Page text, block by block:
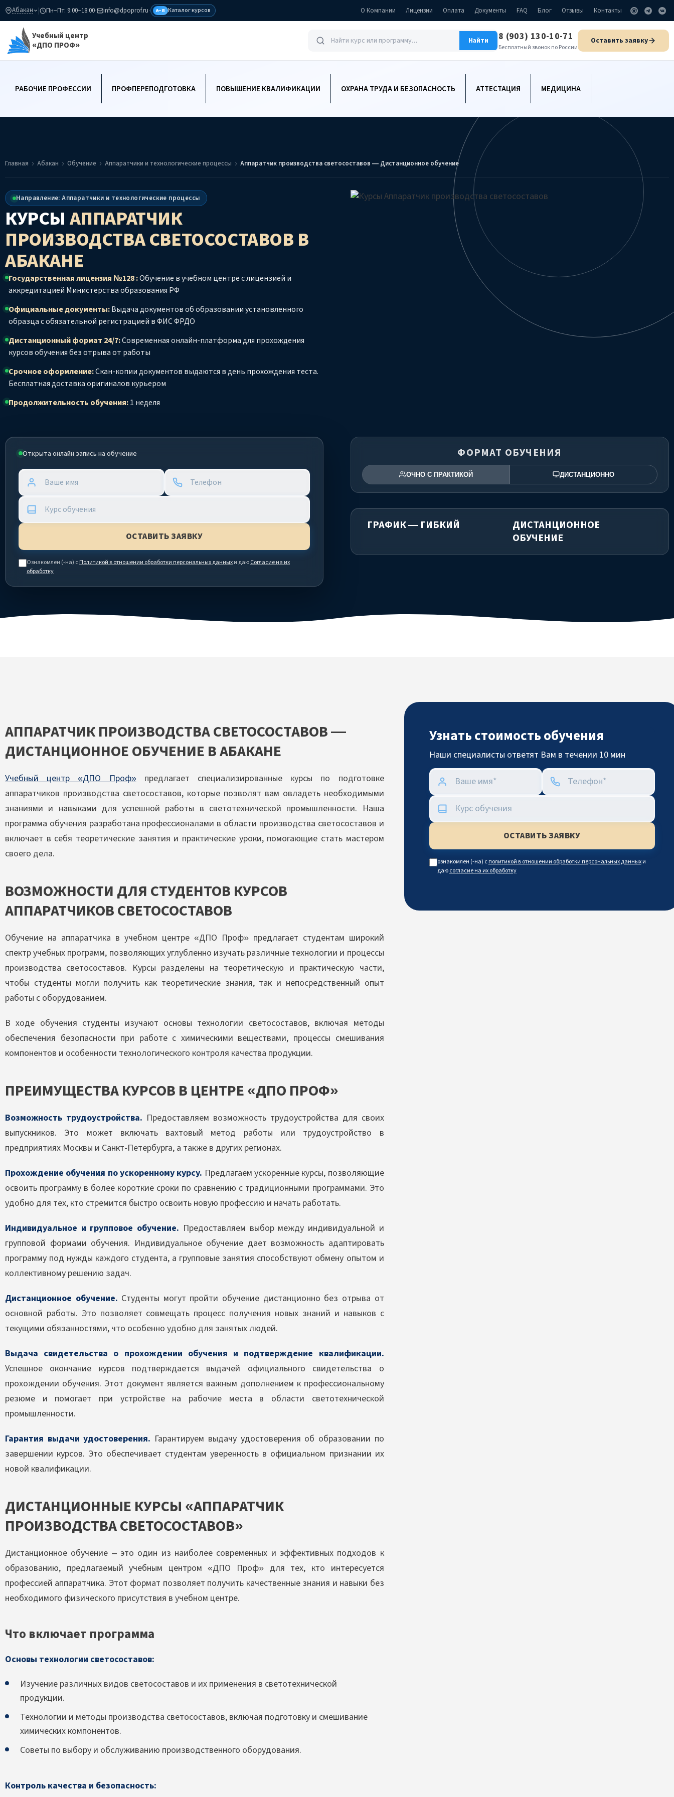
Абакан | Пн–Пт: 9:00–18:00· info@dpoprof.ru· А–Я Каталог курсов О Компании Лицензии Оплата Документы FAQ Блог Отзывы Контакты
Учебный центр
«ДПО ПРОФ»
Найти 8 (903) 130-10-71
Бесплатный звонок по России
Оставить заявку
РАБОЧИЕ ПРОФЕССИИ ПРОФПЕРЕПОДГОТОВКА ПОВЫШЕНИЕ КВАЛИФИКАЦИИ ОХРАНА ТРУДА И БЕЗОПАСНОСТЬ АТТЕСТАЦИЯ МЕДИЦИНА
Главная Абакан Обучение Аппаратчики и технологические процессы Аппаратчик производства светосоставов — Дистанционное обучение
Направление: Аппаратчики и технологические процессы
КУРСЫ АППАРАТЧИК
ПРОИЗВОДСТВА СВЕТОСОСТАВОВ В
АБАКАНЕ
Государственная лицензия №128 :Обучение в учебном центре с лицензией и
аккредитацией Министерства образования РФ
Официальные документы:Выдача документов об образовании установленного
образца с обязательной регистрацией в ФИС ФРДО
Дистанционный формат 24/7:Современная онлайн-платформа для прохождения
курсов обучения без отрыва от работы
Срочное оформление:Скан-копии документов выдаются в день прохождения теста.
Бесплатная доставка оригиналов курьером
Продолжительность обучения:1 неделя
Открыта онлайн запись на обучение
Ознакомлен (-на) сПолитикой в отношении обработки персональных данныхи даюСогласие на их
обработку
ФОРМАТ ОБУЧЕНИЯ
ОЧНО С ПРАКТИКОЙ ДИСТАНЦИОННО
ГРАФИК — ГИБКИЙ
ДИСТАНЦИОННОЕ
ОБУЧЕНИЕ
АППАРАТЧИК ПРОИЗВОДСТВА СВЕТОСОСТАВОВ —
ДИСТАНЦИОННОЕ ОБУЧЕНИЕ В АБАКАНЕ
Учебный центр «ДПО Проф»предлагает специализированные курсы по подготовке
аппаратчиков производства светосоставов, которые позволят вам овладеть необходимыми
знаниями и навыками для успешной работы в светотехнической промышленности. Наша
программа обучения разработана профессионалами в области производства светосоставов и
включает в себя теоретические занятия и практические уроки, помогающие стать мастером
своего дела.
ВОЗМОЖНОСТИ ДЛЯ СТУДЕНТОВ КУРСОВ
АППАРАТЧИКОВ СВЕТОСОСТАВОВ
Обучение на аппаратчика в учебном центре «ДПО Проф» предлагает студентам широкий
спектр учебных программ, позволяющих углубленно изучать различные технологии и процессы
производства светосоставов. Курсы разделены на теоретическую и практическую части,
чтобы студенты могли получить как теоретические знания, так и непосредственный опыт
работы с оборудованием.
В ходе обучения студенты изучают основы технологии светосоставов, включая методы
обеспечения безопасности при работе с химическими веществами, процессы смешивания
компонентов и особенности технологического контроля качества продукции.
ПРЕИМУЩЕСТВА КУРСОВ В ЦЕНТРЕ «ДПО ПРОФ»
Возможность трудоустройства. Предоставляем возможность трудоустройства для своих
выпускников. Это может включать вахтовый метод работы или трудоустройство в
предприятиях Москвы и Санкт-Петербурга, а также в других регионах.
Прохождение обучения по ускоренному курсу. Предлагаем ускоренные курсы, позволяющие
освоить программу в более короткие сроки по сравнению с традиционными программами. Это
удобно для тех, кто стремится быстро освоить новую профессию и начать работать.
Индивидуальное и групповое обучение. Предоставляем выбор между индивидуальной и
групповой формами обучения. Индивидуальное обучение дает возможность адаптировать
программу под нужды каждого студента, а групповые занятия способствуют обмену опытом и
коллективному решению задач.
Дистанционное обучение. Студенты могут пройти обучение дистанционно без отрыва от
основной работы. Это позволяет совмещать процесс получения новых знаний и навыков с
текущими обязанностями, что особенно удобно для занятых людей.
Выдача свидетельства о прохождении обучения и подтверждение квалификации.
Успешное окончание курсов подтверждается выдачей официального свидетельства о
прохождении обучения. Этот документ является важным дополнением к профессиональному
резюме и помогает при устройстве на рабочие места в области светотехнической
промышленности.
Гарантия выдачи удостоверения. Гарантируем выдачу удостоверения об образовании по
завершении курсов. Это обеспечивает студентам уверенность в официальном признании их
новой квалификации.
ДИСТАНЦИОННЫЕ КУРСЫ «АППАРАТЧИК
ПРОИЗВОДСТВА СВЕТОСОСТАВОВ»
Дистанционное обучение – это один из наиболее современных и эффективных подходов к
образованию, предлагаемый учебным центром «ДПО Проф» для тех, кто интересуется
профессией аппаратчика. Этот формат позволяет получить качественные знания и навыки без
необходимого физического присутствия в учебном центре.
Что включает программа
Основы технологии светосоставов:
Изучение различных видов светосоставов и их применения в светотехнической
продукции.
Технологии и методы производства светосоставов, включая подготовку и смешивание
химических компонентов.
Советы по выбору и обслуживанию производственного оборудования.
Контроль качества и безопасность:
Узнать стоимость обучения
Наши специалисты ответят Вам в течении 10 мин
ознакомлен (-на) сполитикой в отношении обработки персональных данныхи
даюсогласие на их обработку